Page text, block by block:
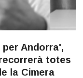
per Andorra',
totes
la Cimera